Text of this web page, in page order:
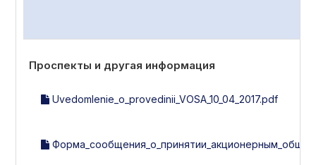
Проспекты и другая информация
Uvedomlenie_o_provedinii_VOSA_10_04_2017.pdf